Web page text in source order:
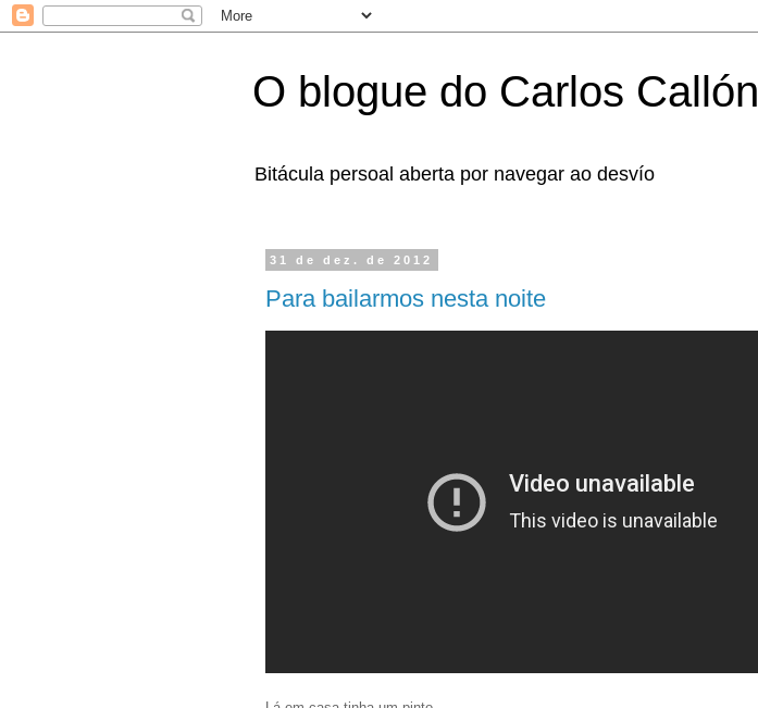
O blogue do Carlos Callón
Bitácula persoal aberta por navegar ao desvío
31 de dez. de 2012
Para bailarmos nesta noite